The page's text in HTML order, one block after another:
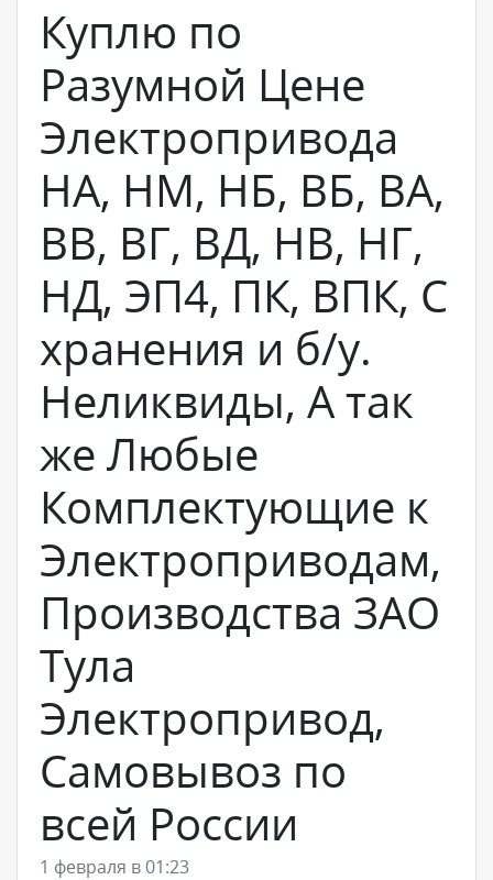
Куплю по
Разумной Цене
Электропривода
НА, НМ, НБ, ВБ, ВА,
ВВ, ВГ, ВД, НВ, НГ,
НД, ЭП4, ПК, ВПК, С
хранения и б/у.
Неликвиды, А так
же Любые
Комплектующие к
Электроприводам,
Производства ЗАО
Тула
Электропривод,
Самовывоз по
всей России
1 февраля в 01:23